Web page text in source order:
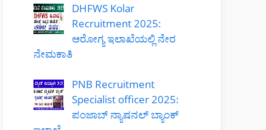
DHFWS Kolar
Recruitment 2025:
ಆರೋಗ್ಯ ಇಲಾಖೆಯಲ್ಲಿ ನೇರ
ನೇಮಕಾತಿ
PNB Recruitment
Specialist officer 2025:
ಪಂಜಾಬ್ ನ್ಯಾಷನಲ್ ಬ್ಯಾಂಕ್